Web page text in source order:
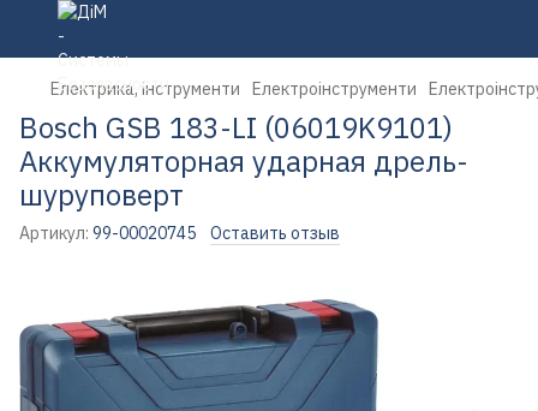
Електрика, інструменти Електроінструменти
Bosch GSB 183-LI (06019K9101)
Аккумуляторная ударная дрель-
шуруповерт
Артикул: 99-00020745 Оставить отзыв